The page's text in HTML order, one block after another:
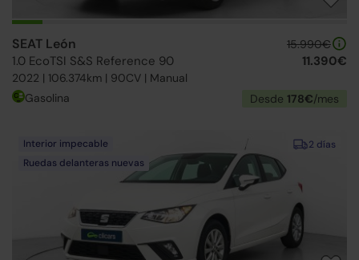
SEAT León
1.0 EcoTSI S&S Reference 90
2022 | 106.374km | 90CV | Manual
15.990€
11.390€
Gasolina Desde 178€/mes
2 días
Interior impecable
Ruedas delanteras nuevas